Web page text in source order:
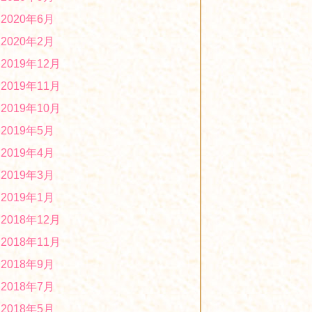
リジナル布製マスク販売中！
02/17
年度「第４回ほっとはぁーとマーケ
ト」に出店します！
２月２日、１２月３日に女子ハンドボ
ル世界選手権ファンゾーンに出店して
ます！ 2019/12/03
7回ミニ文化祭を開催中です。１１月５
(火）～１１月１６日(土）
2019/11/08
０１９年度「障がい者福祉施設商品展
・商談会(県庁)について」に出展しま
！ 2019/10/19
第２４回くまもと物産フェア」に出店
ます！ 2019/10/19
2020年6月
2020年2月
2019年12月
2019年11月
2019年10月
2019年5月
2019年4月
2019年3月
2019年1月
2018年12月
2018年11月
2018年9月
2018年7月
2018年5月